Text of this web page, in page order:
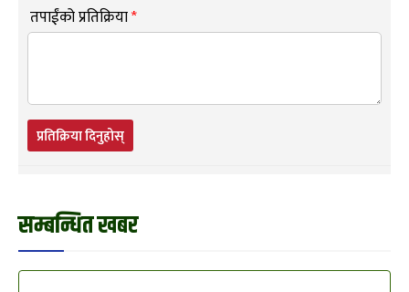
तपाईंको प्रतिक्रिया*
प्रतिक्रिया दिनुहोस्
सम्बन्धित खबर